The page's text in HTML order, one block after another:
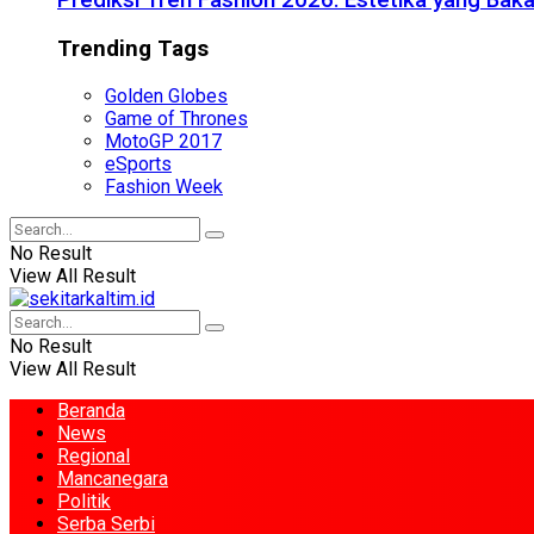
Trending Tags
Golden Globes
Game of Thrones
MotoGP 2017
eSports
Fashion Week
No Result
View All Result
No Result
View All Result
Beranda
News
Regional
Mancanegara
Politik
Serba Serbi